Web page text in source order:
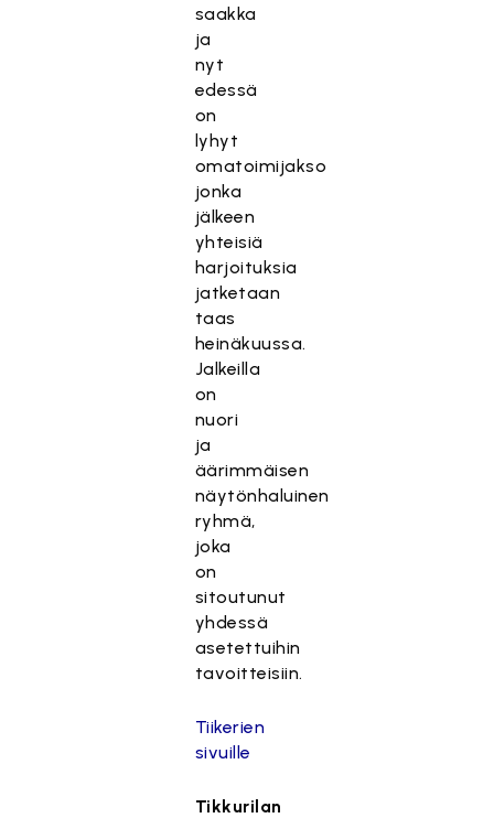
saakka
ja
nyt
edessä
on
lyhyt
omatoimijakso
jonka
jälkeen
yhteisiä
harjoituksia
jatketaan
taas
heinäkuussa.
Jalkeilla
on
nuori
ja
äärimmäisen
näytönhaluinen
ryhmä,
joka
on
sitoutunut
yhdessä
asetettuihin
tavoitteisiin.
Tiikerien
sivuille
Tikkurilan